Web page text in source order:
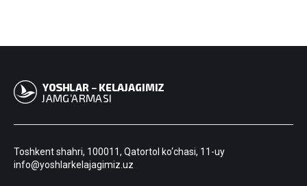
Toshkent shahri, 100011, Qatortol ko‘chasi, 11-uy
info@yoshlarkelajagimiz.uz